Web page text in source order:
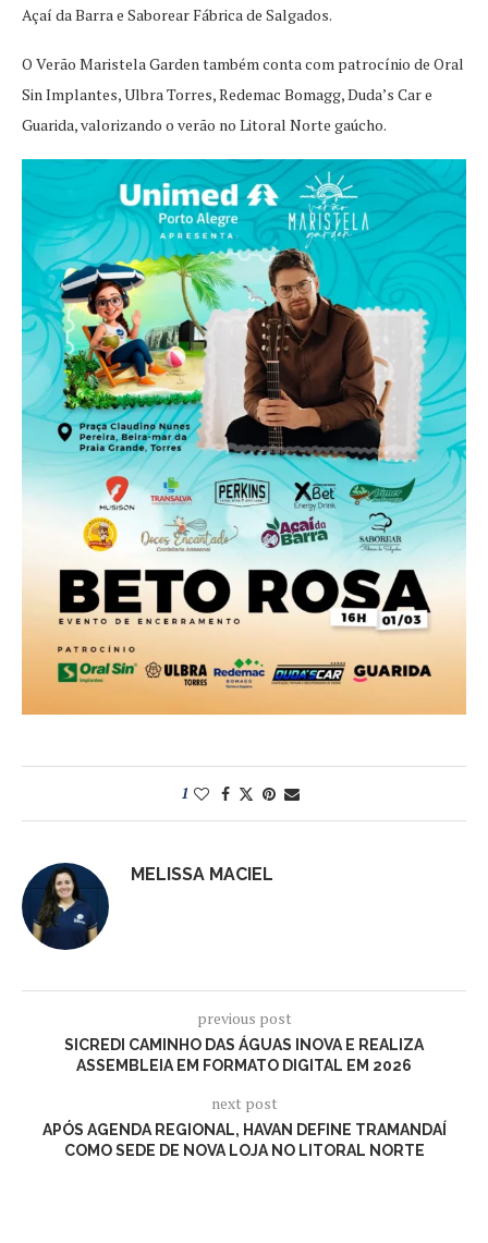
Açaí da Barra e Saborear Fábrica de Salgados.
O Verão Maristela Garden também conta com patrocínio de Oral
Sin Implantes, Ulbra Torres, Redemac Bomagg, Duda’s Car e
Guarida, valorizando o verão no Litoral Norte gaúcho.
1
MELISSA MACIEL
previous post
SICREDI CAMINHO DAS ÁGUAS INOVA E REALIZA
ASSEMBLEIA EM FORMATO DIGITAL EM 2026
next post
APÓS AGENDA REGIONAL, HAVAN DEFINE TRAMANDAÍ
COMO SEDE DE NOVA LOJA NO LITORAL NORTE